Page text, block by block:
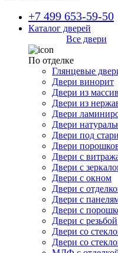
+7 499 653-59-50
Каталог дверей
Все двери
По отделке
Глянцевые
Двери винорит
Двери из
Двери из
Двери
Двери
Двери под
Двери
Двери с
Двери с
Двери с окном
Двери с
Двери с
Двери с
Двери с резьбой
Двери со
Двери со